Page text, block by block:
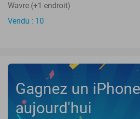
Wavre (+1 endroit)
Vendu : 10
Gagnez un
aujourd'hui